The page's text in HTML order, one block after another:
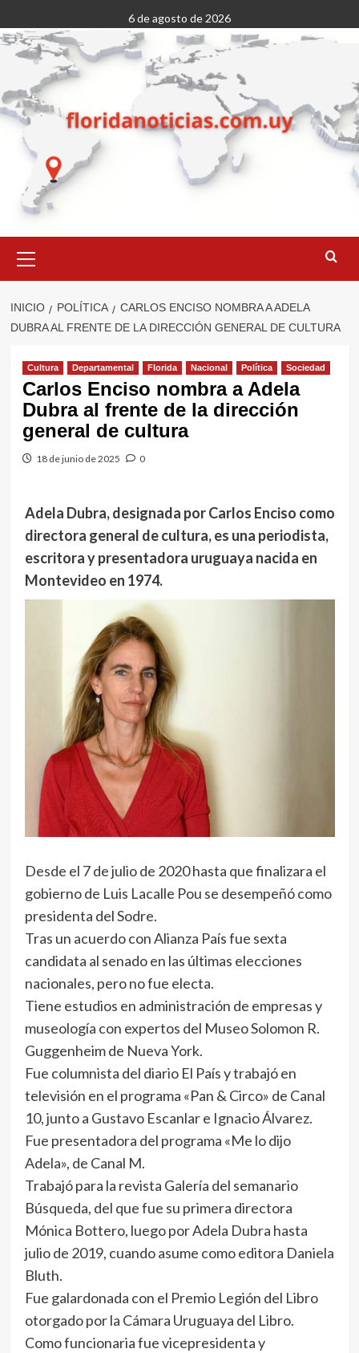
al
contenido
6 de agosto de 2026
primario
INICIO POLÍTICA
CARLOS ENCISO NOMBRA A ADELA
DUBRA AL FRENTE DE LA DIRECCIÓN GENERAL DE CULTURA
Cultura Departamental Florida Nacional Política Sociedad
Carlos Enciso nombra a Adela
Dubra al frente de la dirección
general de cultura
18 de junio de 2025 0
Adela Dubra, designada por Carlos Enciso como
directora general de cultura, es una periodista,
escritora y presentadora uruguaya nacida en
Montevideo en 1974.
Desde el 7 de julio de 2020 hasta que finalizara el
gobierno de Luis Lacalle Pou se desempeñó como
presidenta del Sodre.
Tras un acuerdo con Alianza País fue sexta
candidata al senado en las últimas elecciones
nacionales, pero no fue electa.
Tiene estudios en administración de empresas y
museología con expertos del Museo Solomon R.
Guggenheim de Nueva York.
Fue columnista del diario El País y trabajó en
televisión en el programa «Pan & Circo» de Canal
10, junto a Gustavo Escanlar e Ignacio Álvarez.
Fue presentadora del programa «Me lo dijo
Adela», de Canal M.​
Trabajó para la revista Galería del semanario
Búsqueda, del que fue su primera directora
Mónica Bottero, luego por Adela Dubra hasta
julio de 2019, cuando asume como editora Daniela
Bluth.
Fue galardonada con el Premio Legión del Libro
otorgado por la Cámara Uruguaya del Libro.
Como funcionaria fue vicepresidenta y